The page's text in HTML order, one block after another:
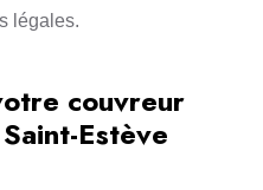
légales.
couvreur
Estève